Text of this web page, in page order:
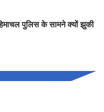
पुलिस के सामने क्यों झुकी